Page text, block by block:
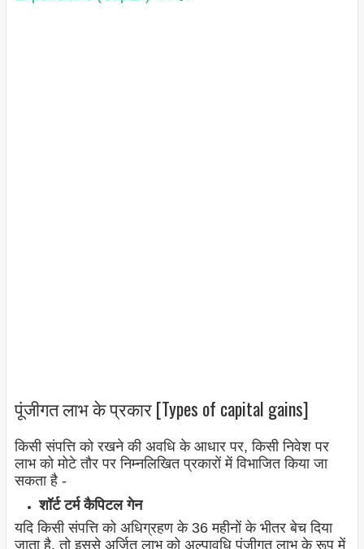
पूंजीगत लाभ के प्रकार [Types of capital gains]
किसी संपत्ति को रखने की अवधि के आधार पर, किसी निवेश पर
लाभ को मोटे तौर पर निम्नलिखित प्रकारों में विभाजित किया जा
सकता है -
शॉर्ट टर्म कैपिटल गेन
यदि किसी संपत्ति को अधिग्रहण के 36 महीनों के भीतर बेच दिया
जाता है, तो इससे अर्जित लाभ को अल्पावधि पूंजीगत लाभ के रूप में